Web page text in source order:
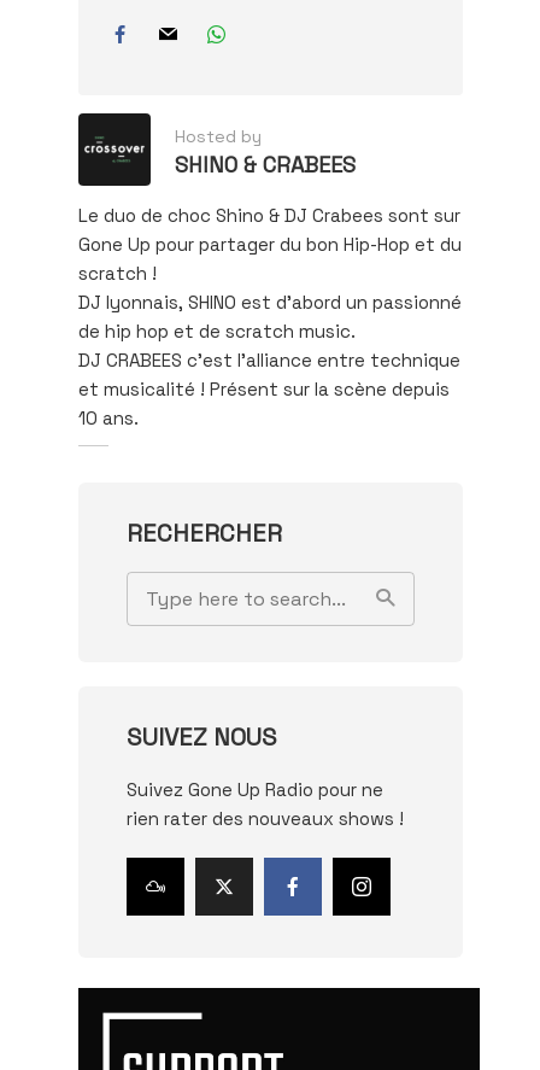
Hosted by
SHINO & CRABEES
Le duo de choc Shino & DJ Crabees sont sur
Gone Up pour partager du bon Hip-Hop et du
scratch !
DJ lyonnais, SHINO est d’abord un passionné
de hip hop et de scratch music.
DJ CRABEES c'est l'alliance entre technique
et musicalité ! Présent sur la scène depuis
10 ans.
RECHERCHER
SUIVEZ NOUS
Suivez Gone Up Radio pour ne
rien rater des nouveaux shows !